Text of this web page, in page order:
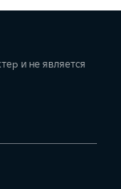
и не является